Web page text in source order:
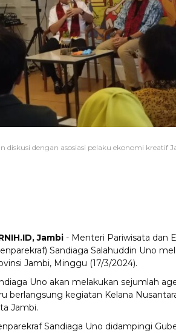
diskusi dengan asosiasi pelaku ekonomi kreatif
Jambi - Menteri Pariwisata dan
Sandiaga Salahuddin Uno
Jambi, Minggu (17/3/2024).
Uno akan melakukan sejumlah
berlangsung kegiatan Kelana
Jambi.
Sandiaga Uno didampingi